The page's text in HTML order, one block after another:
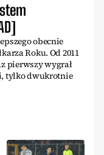
obecnie
Roku. Od 2011
pierwszy wygrał
tylko dwukrotnie